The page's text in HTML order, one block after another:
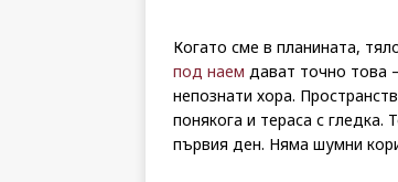
Когато сме в планината,
под наем дават точно това
непознати хора.
понякога и тераса с
първия ден. Няма шумни